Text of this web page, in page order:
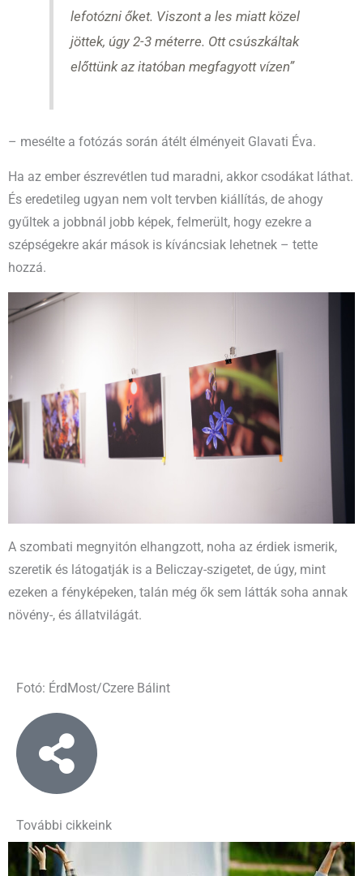
lefotózni őket. Viszont a les miatt közel
jöttek, úgy 2-3 méterre. Ott csúszkáltak
előttünk az itatóban megfagyott vízen”
– mesélte a fotózás során átélt élményeit Glavati Éva.
Ha az ember észrevétlen tud maradni, akkor csodákat láthat.
És eredetileg ugyan nem volt tervben kiállítás, de ahogy
gyűltek a jobbnál jobb képek, felmerült, hogy ezekre a
szépségekre akár mások is kíváncsiak lehetnek – tette
hozzá.
A szombati megnyitón elhangzott, noha az érdiek ismerik,
szeretik és látogatják is a Beliczay-szigetet, de úgy, mint
ezeken a fényképeken, talán még ők sem látták soha annak
növény-, és állatvilágát.
Fotó: ÉrdMost/Czere Bálint
További cikkeink